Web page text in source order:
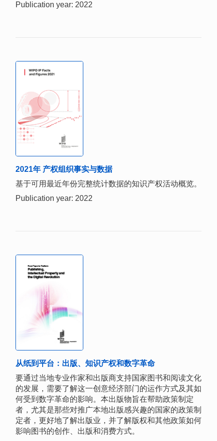
Publication year: 2022
2021年 产权组织事实与数据
基于可用最近年份完整统计数据的知识产权活动概览。
Publication year: 2022
从纸到平台：出版、知识产权和数字革命
要通过当地专业作家和出版商支持国家图书和阅读文化
的发展，需要了解这一创意经济部门的运作方式及其如
何受到数字革命的影响。本出版物旨在帮助政策制定
者，尤其是那些对推广本地出版感兴趣的国家的政策制
定者，更好地了解出版业，并了解版权和其他政策如何
影响图书的创作、出版和消费方式。